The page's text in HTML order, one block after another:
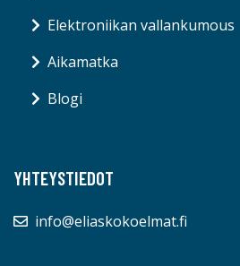
Elektroniikan vallankumous
Aikamatka
Blogi
YHTEYSTIEDOT
info@eliaskokoelmat.fi